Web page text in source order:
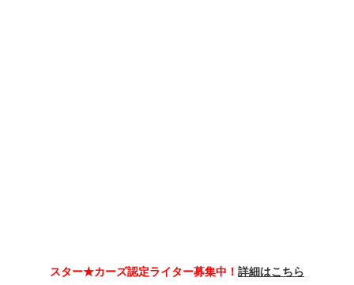
スター★カーズ認定ライター募集中！ 詳細はこちら